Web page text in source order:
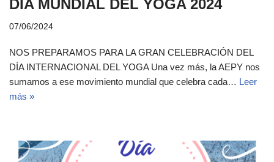
DIA MUNDIAL DEL YOGA 2024
07/06/2024
NOS PREPARAMOS PARA LA GRAN CELEBRACIÓN DEL
DÍA INTERNACIONAL DEL YOGA Una vez más, la AEPY nos
sumamos a ese movimiento mundial que celebra cada… Leer
más »